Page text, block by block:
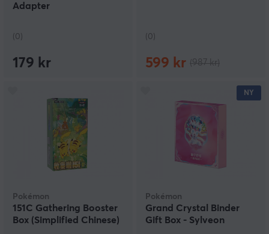
Adapter
(0)
179 kr
(0)
599 kr
Pokémon
151C Gathering Booster
Box (Simplified Chinese)
NY
Pokémon
Grand Crystal Binder
Gift Box - Sylveon